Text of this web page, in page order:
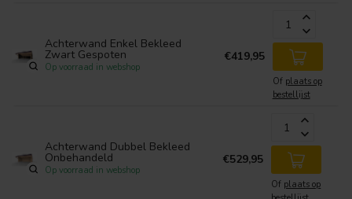
Achterwand Enkel Bekleed
Zwart Gespoten
Op voorraad in webshop
€419,95
Of plaats op
bestellijst
Achterwand Dubbel Bekleed
Onbehandeld
Op voorraad in webshop
€529,95
Of plaats op